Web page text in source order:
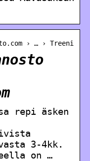
› … › Treeni
repi äsken
3-4kk.
on …